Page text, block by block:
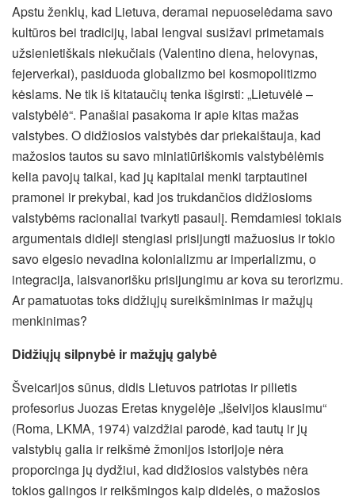
Apstu ženklų, kad Lietuva, deramai nepuoselėdama savo
kultūros bei tradicijų, labai lengvai susižavi primetamais
užsienietiškais niekučiais (Valentino diena, helovynas,
fejerverkai), pasiduoda globalizmo bei kosmopolitizmo
kėslams. Ne tik iš kitataučių tenka išgirsti: „Lietuvėlė –
valstybėlė“. Panašiai pasakoma ir apie kitas mažas
valstybes. O didžiosios valstybės dar priekaištauja, kad
mažosios tautos su savo miniatiūriškomis valstybėlėmis
kelia pavojų taikai, kad jų kapitalai menki tarptautinei
pramonei ir prekybai, kad jos trukdančios didžiosioms
valstybėms racionaliai tvarkyti pasaulį. Remdamiesi tokiais
argumentais didieji stengiasi prisijungti mažuosius ir tokio
savo elgesio nevadina kolonializmu ar imperializmu, o
integracija, laisvanorišku prisijungimu ar kova su terorizmu.
Ar pamatuotas toks didžiųjų sureikšminimas ir mažųjų
menkinimas?
Didžiųjų silpnybė ir mažųjų galybė
Šveicarijos sūnus, didis Lietuvos patriotas ir pilietis
profesorius Juozas Eretas knygelėje „Išeivijos klausimu“
(Roma, LKMA, 1974) vaizdžiai parodė, kad tautų ir jų
valstybių galia ir reikšmė žmonijos istorijoje nėra
proporcinga jų dydžiui, kad didžiosios valstybės nėra
tokios galingos ir reikšmingos kaip didelės, o mažosios